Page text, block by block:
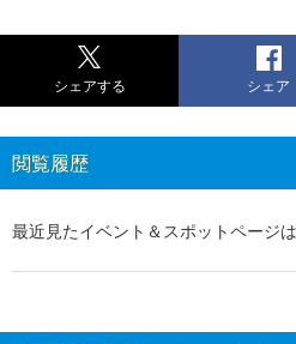
シェアする シェア
閲覧履歴
最近見たイベント＆スポットページは